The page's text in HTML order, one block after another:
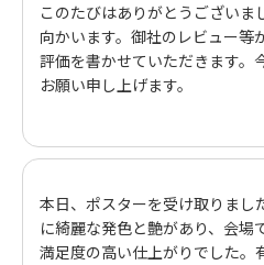
このたびはありがとうございま
向かいます。御社のレビュー等
評価を書かせていただきます。
お願い申し上げます。
本日、ポスターを受け取りまし
に綺麗な発色と艶があり、会場
満足度の高い仕上がりでした。